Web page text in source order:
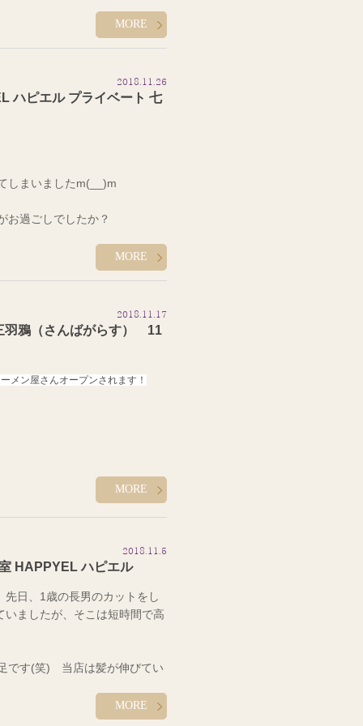
と妹が奈良に遊びに来てたの
談山神社に行ってまいりまし
感しました(>_<)
変わらないんですね(*_*;
包まれてきました(笑)
ので良かったなと思います(^^♪
いました！！！
た〜♪
MORE
2018.11.26
ハピエル プライベート 七
しまいましたm(__)m
お過ごしでしたか？
れた方も多いのではないでし
三参りに行ってきました☆
祈祷をお願いしました(*^^*)
三のお着付けやヘアセットも
るので、冬がくるまでのあと少
MORE
2018.11.17
鴉（さんばがらす） 11
メン屋さんオープンされます！
MORE
2018.11.5
HAPPYEL ハピエル
日、1歳の長男のカットをし
ましたが、そこは短時間で高
です(笑) 当店は髪が伸びてい
サルスタジオジャパンデビュ
MORE